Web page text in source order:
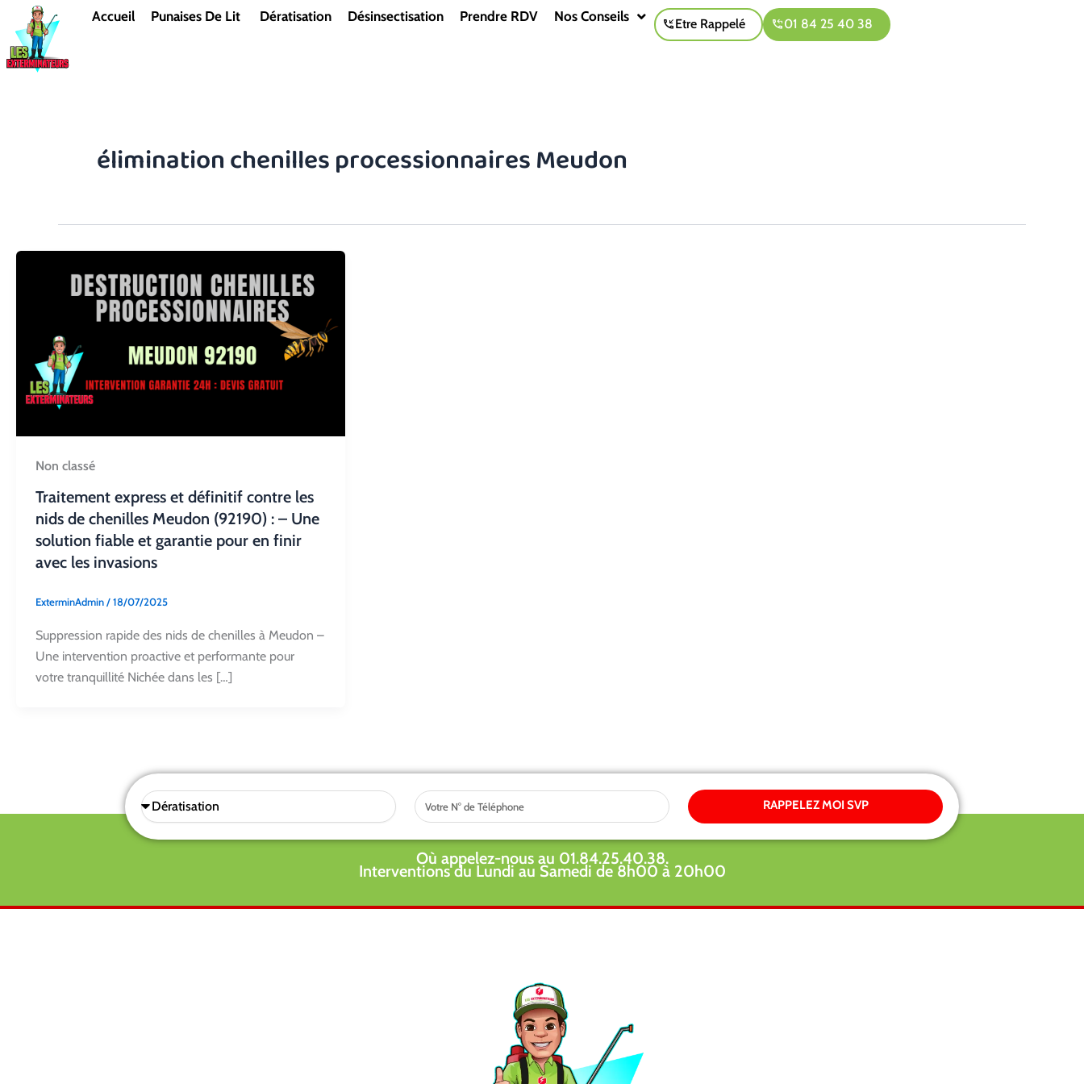
contenu
Accueil Punaises De Lit Dératisation Désinsectisation Prendre RDV Nos Conseils Etre Rappelé 01 84 25 40 38
élimination chenilles processionnaires Meudon
Non classé
Traitement express et définitif contre les
nids de chenilles Meudon (92190) : – Une
solution fiable et garantie pour en finir
avec les invasions
ExterminAdmin/18/07/2025
Suppression rapide des nids de chenilles à Meudon –
Une intervention proactive et performante pour
votre tranquillité Nichée dans les […]
Sélectionnez
une
Tel RAPPELEZ MOI SVP
Où appelez-nous au 01.84.25.40.38.
Interventions du Lundi au Samedi de 8h00 à 20h00